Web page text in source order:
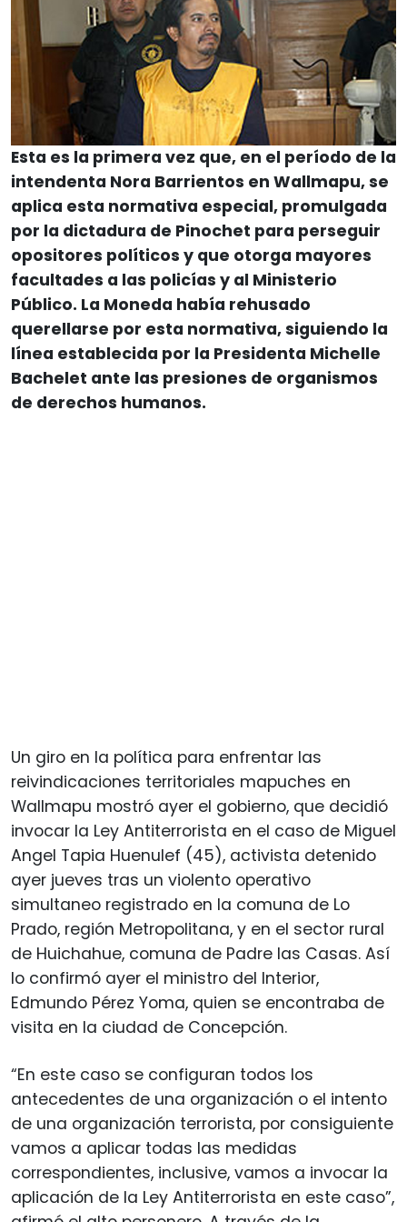
Esta es la primera vez que, en el período de la
intendenta Nora Barrientos en Wallmapu, se
aplica esta normativa especial, promulgada
por la dictadura de Pinochet para perseguir
opositores políticos y que otorga mayores
facultades a las policías y al Ministerio
Público. La Moneda había rehusado
querellarse por esta normativa, siguiendo la
línea establecida por la Presidenta Michelle
Bachelet ante las presiones de organismos
de derechos humanos.
Un giro en la política para enfrentar las
reivindicaciones territoriales mapuches en
Wallmapu mostró ayer el gobierno, que decidió
invocar la Ley Antiterrorista en el caso de Miguel
Angel Tapia Huenulef (45), activista detenido
ayer jueves tras un violento operativo
simultaneo registrado en la comuna de Lo
Prado, región Metropolitana, y en el sector rural
de Huichahue, comuna de Padre las Casas. Así
lo confirmó ayer el ministro del Interior,
Edmundo Pérez Yoma, quien se encontraba de
visita en la ciudad de Concepción.
“En este caso se configuran todos los
antecedentes de una organización o el intento
de una organización terrorista, por consiguiente
vamos a aplicar todas las medidas
correspondientes, inclusive, vamos a invocar la
aplicación de la Ley Antiterrorista en este caso”,